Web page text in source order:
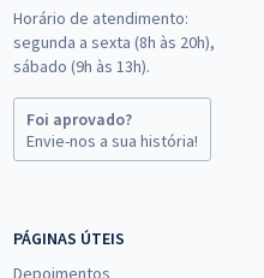
Horário de atendimento:
segunda a sexta (8h às 20h),
sábado (9h às 13h).
Foi aprovado?
Envie-nos a sua história!
PÁGINAS ÚTEIS
Depoimentos